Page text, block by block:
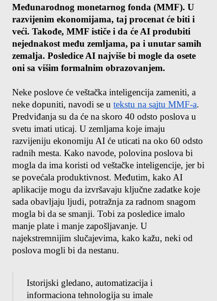
Međunarodnog monetarnog fonda (MMF). U
razvijenim ekonomijama, taj procenat će biti i
veći. Takođe, MMF ističe i da će AI produbiti
nejednakost među zemljama, pa i unutar samih
zemalja. Posledice AI najviše bi mogle da osete
oni sa višim formalnim obrazovanjem.
Neke poslove će veštačka inteligencija zameniti, a
neke dopuniti, navodi se u tekstu na sajtu MMF-a.
Predviđanja su da će na skoro 40 odsto poslova u
svetu imati uticaj. U zemljama koje imaju
razvijeniju ekonomiju AI će uticati na oko 60 odsto
radnih mesta. Kako navode, polovina poslova bi
mogla da ima koristi od veštačke inteligencije, jer bi
se povećala produktivnost. Međutim, kako AI
aplikacije mogu da izvršavaju ključne zadatke koje
sada obavljaju ljudi, potražnja za radnom snagom
mogla bi da se smanji. Tobi za posledice imalo
manje plate i manje zapošljavanje. U
najekstremnijim slučajevima, kako kažu, neki od
poslova mogli bi da nestanu.
Istorijski gledano, automatizacija i
informaciona tehnologija su imale